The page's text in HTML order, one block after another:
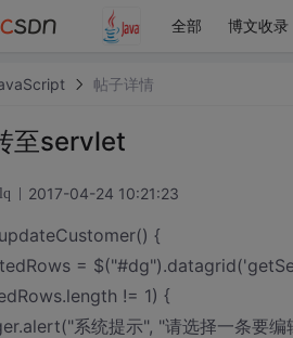
全部 博文收录
帖子详情
至servlet
2017-04-24 10:21:23
{
=
!= 1) {
系统提示", "请选择一条要编